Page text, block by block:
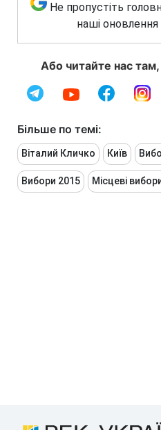
Не пропустіть
наші
Або читайте нас
Більше по темі:
Віталий Кличко Київ
Вибори 2015 Місцеві